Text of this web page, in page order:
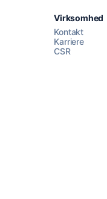
Virksomhed
Kontakt
Karriere
CSR